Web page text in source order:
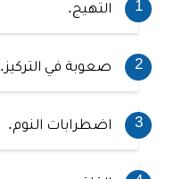
التهيج.
صعوبة في التركيز.
اضطرابات النوم.